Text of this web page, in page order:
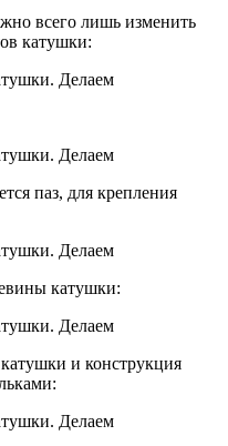
всего лишь изменить
катушки:
паз, для крепления
катушки:
катушки и конструкция